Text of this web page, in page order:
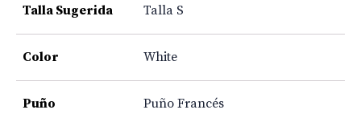
Talla Sugerida Talla S
Color White
Puño Puño Francés